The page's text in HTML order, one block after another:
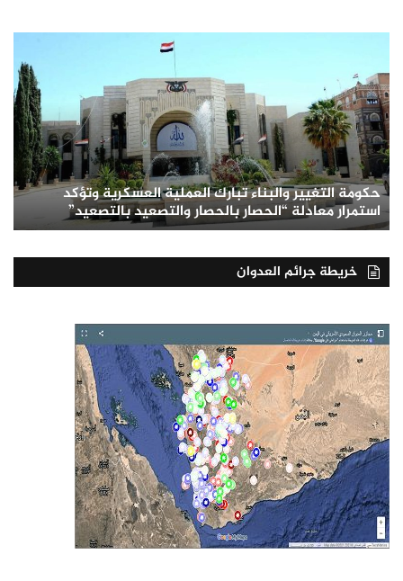
حكومة التغيير والبناء تبارك العملية العسكرية وتؤكد
استمرار معادلة “الحصار بالحصار والتصعيد بالتصعيد”
خريطة جرائم العدوان